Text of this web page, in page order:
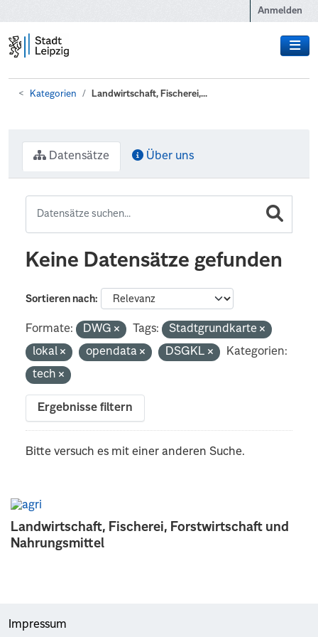
Anmelden
Kategorien Landwirtschaft, Fischerei,...
Landwirtschaft, Fischerei, Forstwirtschaft und
Nahrungsmittel
Datensätze Über uns
Keine Datensätze gefunden
Sortieren nach
Formate: DWG Tags:
Stadtgrundkarte
lokal
opendata DSGKL
Kategorien:
tech
Ergebnisse filtern
Bitte versuch es mit einer anderen Suche.
Impressum